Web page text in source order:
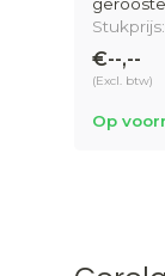
€--,--
(Excl. btw)
Op